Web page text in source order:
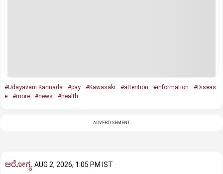
#Udayavani Kannada #pay #Kawasaki #attention #information
#Diseas
e
#more #news #health
ADVERTISEMENT
ಆರೋಗ್ಯ AUG 2, 2026, 1:05 PM IST